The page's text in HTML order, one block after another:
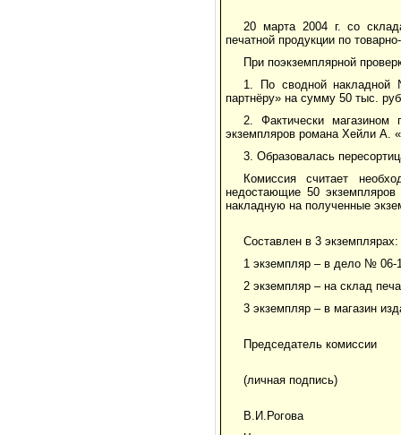
20 марта 2004 г. со
печатной продукции по
При поэкземплярной
1. По сводной накладной
партнёру» на сумму 50 тыс.
2. Фактически
экземпляров романа Хейли А.
3. Образовалась
Комиссия считает
недостающие 50
накладную на полученные
Составлен в 3 экземплярах:
1 экземпляр – в дело № 06-
2 экземпляр – на склад
3 экземпляр – в магазин
Председатель комиссии
(личная подпись)
В.И.Рогова